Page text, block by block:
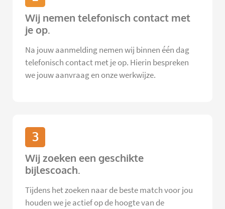
Wij nemen telefonisch contact met
je op.
Na jouw aanmelding nemen wij binnen één dag
telefonisch contact met je op. Hierin bespreken
we jouw aanvraag en onze werkwijze.
3
Wij zoeken een geschikte
bijlescoach.
Tijdens het zoeken naar de beste match voor jou
houden we je actief op de hoogte van de